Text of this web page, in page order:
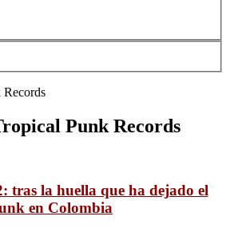
Punk Records
tras la huella que ha dejado el
en Colombia